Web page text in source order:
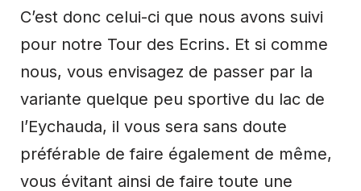
C’est donc celui-ci que nous avons suivi
pour notre Tour des Ecrins. Et si comme
nous, vous envisagez de passer par la
variante quelque peu sportive du lac de
l’Eychauda, il vous sera sans doute
préférable de faire également de même,
vous évitant ainsi de faire toute une